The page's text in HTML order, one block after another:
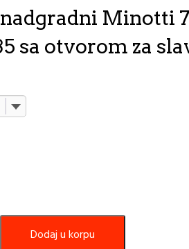
Minotti
sa otvorom za
Dodaj u korpu